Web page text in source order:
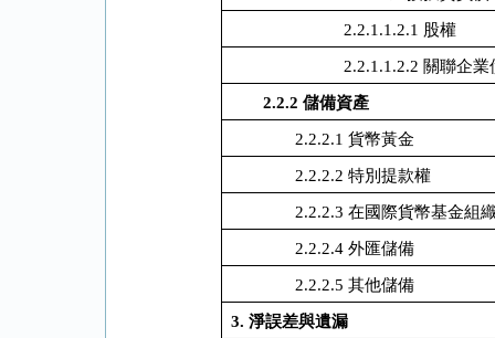
2.2.1.1.2.1 股權
2.2.1.1.2.2 關聯企業
2.2.2 儲備資產
2.2.2.1 貨幣黃金
2.2.2.2 特別提款權
2.2.2.3 在國際貨幣基金組
2.2.2.4 外匯儲備
2.2.2.5 其他儲備
3. 淨誤差與遺漏